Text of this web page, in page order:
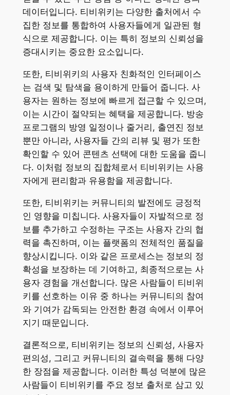
데이터입니다. 티비위키는 다양한 출처에서 수
집한 정보를 통합하여 사용자들에게 일관된 형
식으로 제공합니다. 이는 특히 정보의 신뢰성을
증대시키는 중요한 요소입니다.
또한, 티비위키의 사용자 친화적인 인터페이스
는 검색 및 탐색을 용이하게 만들어 줍니다. 사
용자는 원하는 정보에 빠르게 접근할 수 있으며,
이는 시간이 절약되는 혜택을 제공합니다. 방송
프로그램의 방영 일정이나 줄거리, 출연진 정보
뿐만 아니라, 사용자들 간의 리뷰 및 평가 또한
확인할 수 있어 콘텐츠 선택에 대한 도움을 줍니
다. 이처럼 정보의 집합체로서 티비위키는 사용
자에게 편리함과 유용함을 제공합니다.
또한, 티비위키는 커뮤니티의 발전에도 긍정적
인 영향을 미칩니다. 사용자들이 자발적으로 정
보를 추가하고 수정하는 구조는 사용자 간의 협
력을 촉진하며, 이는 플랫폼의 전체적인 품질을
향상시킵니다. 이와 같은 프로세스는 정보의 정
확성을 보장하는 데 기여하고, 최종적으로는 사
용자 경험을 개선합니다. 많은 사람들이 티비위
키를 선호하는 이유 중 하나는 커뮤니티의 참여
와 기여가 감독되는 안전한 환경 속에서 이루어
지기 때문입니다.
결론적으로, 티비위키는 정보의 신뢰성, 사용자
편의성, 그리고 커뮤니티의 결속력을 통해 다양
한 장점을 제공합니다. 이러한 특성 덕분에 많은
사람들이 티비위키를 주요 정보 출처로 삼고 있